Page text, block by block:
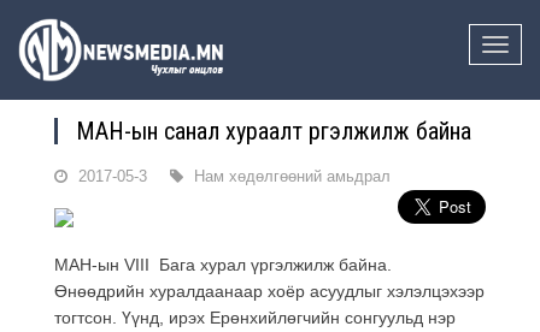
Toggle
МАН-ын санал хураалт үргэлжилж байна
2017-05-3 Нам хөдөлгөөний амьдрал
МАН-ын VIII Бага хурал үргэлжилж байна.
Өнөөдрийн хуралдаанаар хоёр асуудлыг хэлэлцэхээр
тогтсон. Үүнд, ирэх Ерөнхийлөгчийн сонгуульд нэр